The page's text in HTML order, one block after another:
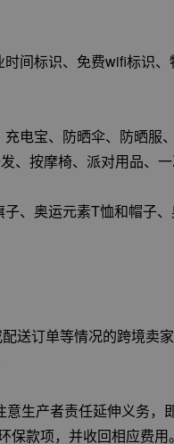
间标识、免费wifi标识
电宝、防晒伞、防晒服
、按摩椅、派对用品、一
、奥运元素T恤和帽子
送订单等情况的跨境卖
生产者责任延伸义务，
款项，并收回相应费用。